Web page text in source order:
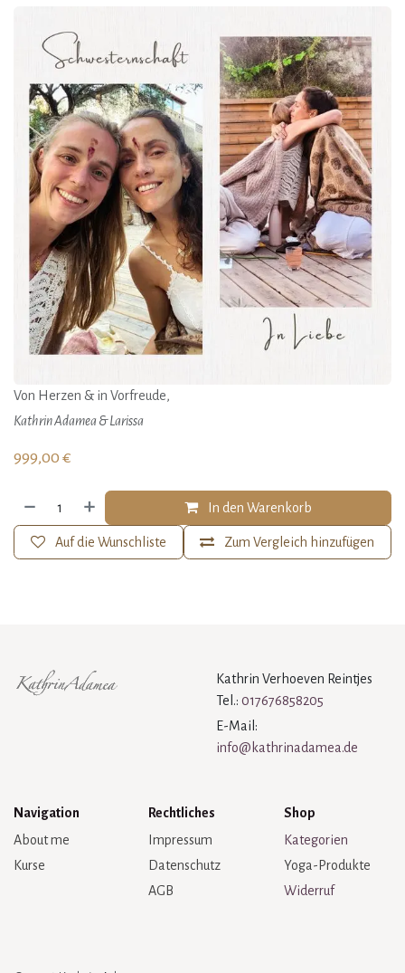
Von Herzen & in Vorfreude,
Kathrin Adamea & Larissa
999,00 €
In den Warenkorb
Zum Vergleich hinzufügen
Auf die Wunschliste
Kathrin Verhoeven Reintjes
Tel.: 017676858205
E-Mail:
info@kathrinadamea.de
Navigation
About me
Kurse
Rechtliches
Impressum
Datenschutz
AGB
Shop
Kategorien
Yoga-Produkte
Widerruf